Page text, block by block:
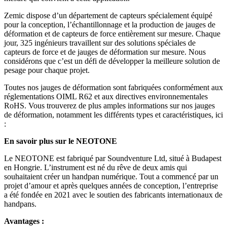
Zemic dispose d’un département de capteurs spécialement équipé
pour la conception, l’échantillonnage et la production de jauges de
déformation et de capteurs de force entièrement sur mesure. Chaque
jour, 325 ingénieurs travaillent sur des solutions spéciales de
capteurs de force et de jauges de déformation sur mesure. Nous
considérons que c’est un défi de développer la meilleure solution de
pesage pour chaque projet.
Toutes nos jauges de déformation sont fabriquées conformément aux
réglementations OIML R62 et aux directives environnementales
RoHS. Vous trouverez de plus amples informations sur nos jauges
de déformation, notamment les différents types et caractéristiques, ici
:
En savoir plus sur le NEOTONE
Le NEOTONE est fabriqué par Soundventure Ltd, situé à Budapest
en Hongrie. L’instrument est né du rêve de deux amis qui
souhaitaient créer un handpan numérique. Tout a commencé par un
projet d’amour et après quelques années de conception, l’entreprise
a été fondée en 2021 avec le soutien des fabricants internationaux de
handpans.
Avantages :